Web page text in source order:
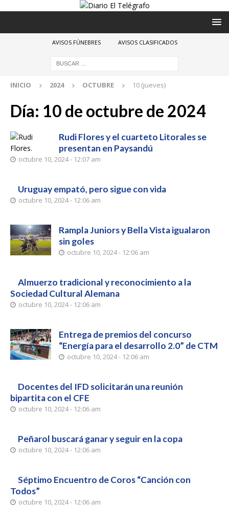
AVISOS FÚNEBRES AVISOS CLASIFICADOS
INICIO 2024 OCTUBRE 10 (jueves)
Día: 10 de octubre de 2024
Rudi Flores y el cuarteto Litorales se
presentan en Paysandú
octubre 10, 2024 - 12:07 am
Uruguay empató, pero sigue con vida
octubre 10, 2024 - 12:06 am
Rampla Juniors y Bella Vista igualaron
sin goles
octubre 10, 2024 - 12:06 am
Almuerzo tradicional y reconocimiento a la
Sociedad Cultural Alemana
octubre 10, 2024 - 12:06 am
Entrega de premios del concurso
“Energía para el desarrollo 2.0” de CTM
octubre 10, 2024 - 12:06 am
Docentes del IFD solicitarán una reunión
bipartita con el CFE
octubre 10, 2024 - 12:06 am
Peñarol buscará ganar y seguir en la copa
octubre 10, 2024 - 12:06 am
Séptimo Encuentro de Coros “Canción con
Todos”
octubre 10, 2024 - 12:06 am